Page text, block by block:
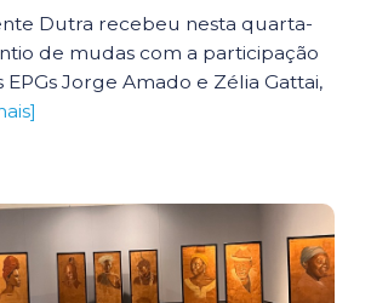
Dutra recebeu nesta quarta-
de mudas com a participação
EPGs Jorge Amado e Zélia Gattai,